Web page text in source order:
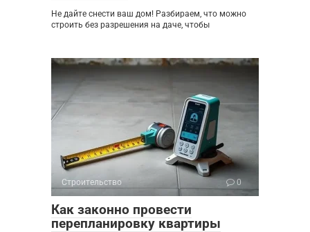
Не дайте снести ваш дом! Разбираем, что можно
строить без разрешения на даче, чтобы
Строительство 0
Как законно провести
перепланировку квартиры